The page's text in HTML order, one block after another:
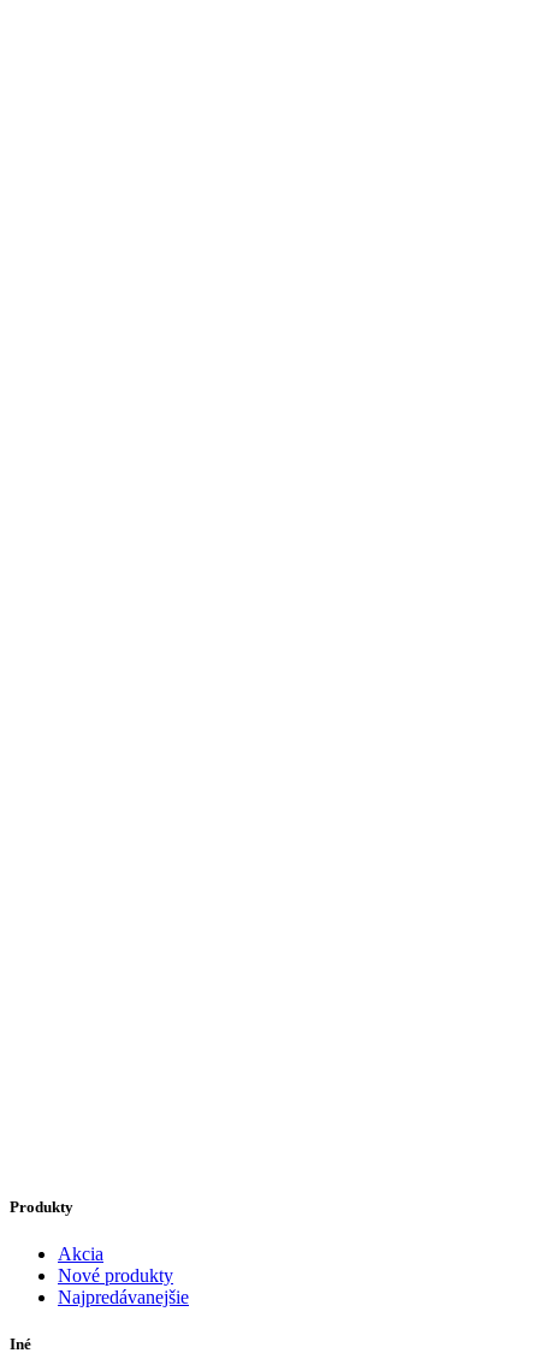
Produkty
Akcia
Nové produkty
Najpredávanejšie
Iné